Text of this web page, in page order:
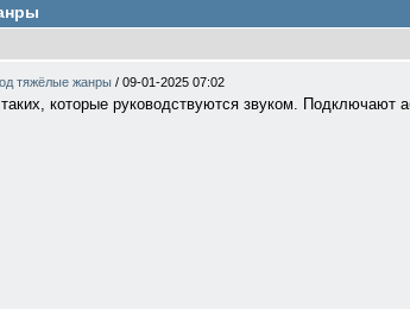
тяжёлые жанры / 09-01-2025 07:02
которые руководствуются звуком. Подключают